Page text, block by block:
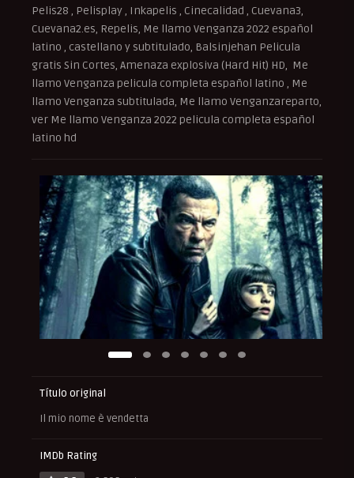
Pelis28 , Pelisplay , Inkapelis , Cinecalidad , Cuevana3,
Cuevana2.es, Repelis, Me llamo Venganza 2022 español
latino , castellano y subtitulado, Balsinjehan Pelicula
gratis Sin Cortes, Amenaza explosiva (Hard Hit) HD, Me
llamo Venganza pelicula completa español latino , Me
llamo Venganza subtitulada, Me llamo Venganzareparto,
ver Me llamo Venganza 2022 pelicula completa español
latino hd
Título original
Il mio nome è vendetta
IMDb Rating